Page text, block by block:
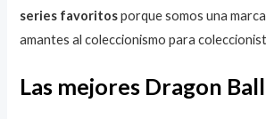
series favoritosporque somos una
amantes al coleccionismo para
Las mejores Dragon